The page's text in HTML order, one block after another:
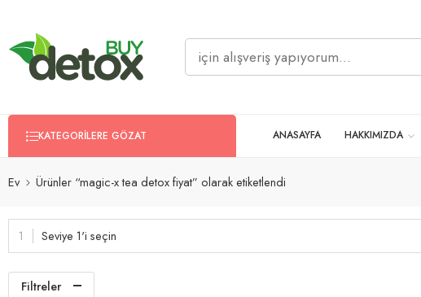
KATEGORILERE GÖZAT ANASAYFA HAKKIMIZDA
Ev Ürünler “magic-x tea detox fiyat” olarak etiketlendi
Seviye 1'i seçin
Filtreler